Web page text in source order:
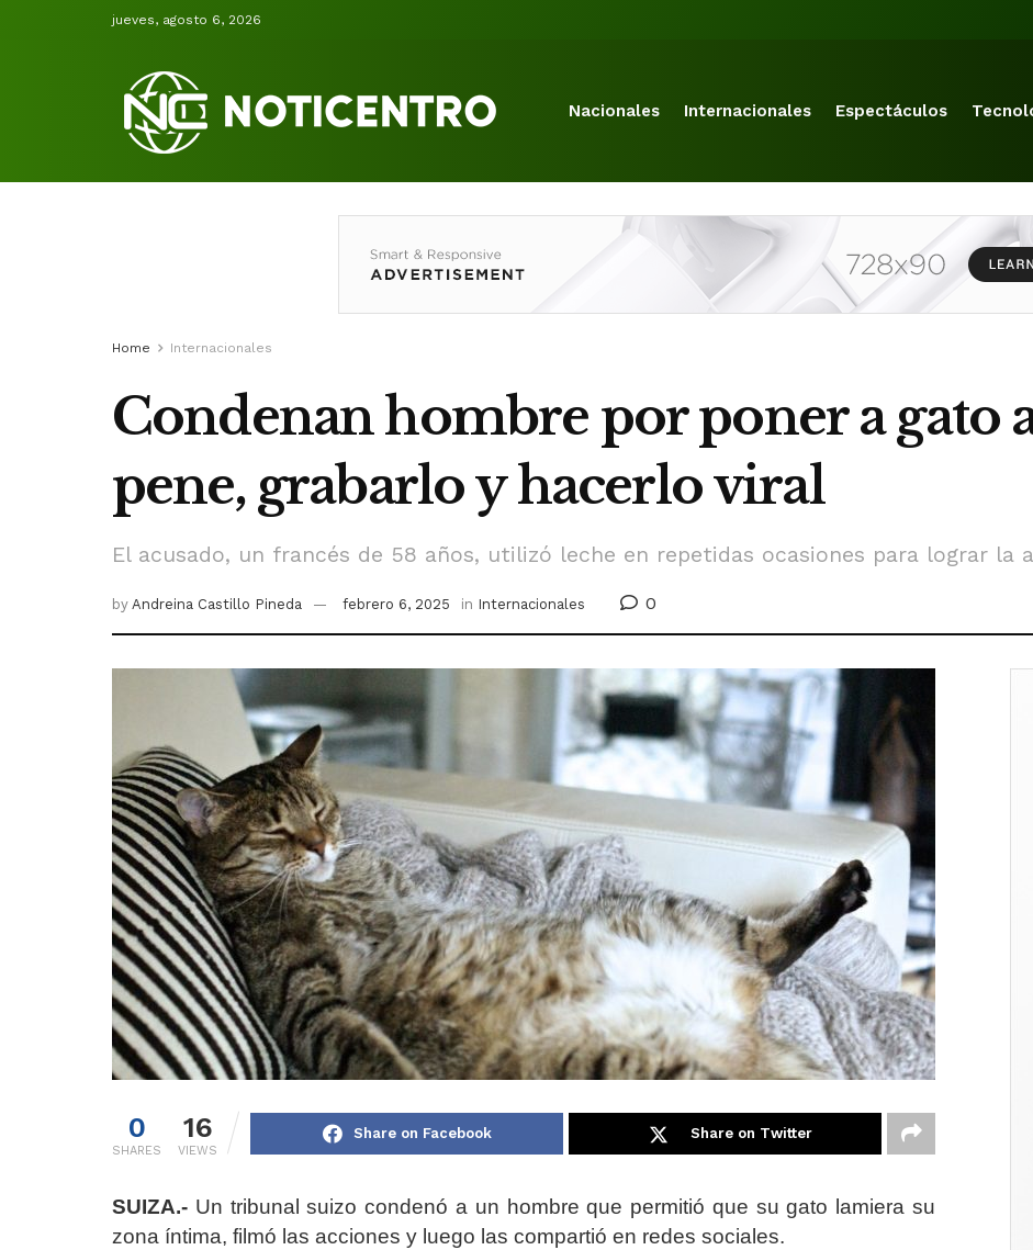
jueves, agosto 6, 2026
Nacionales Internacionales Espectáculos
Home Internacionales
Condenan hombre por poner a gato
pene, grabarlo y hacerlo viral
El acusado, un francés de 58 años, utilizó leche en repetidas ocasiones para lograr la
by Andreina Castillo Pineda febrero 6, 2025 in Internacionales 0
0
SHARES
16
VIEWS
Share on Facebook Share on Twitter
SUIZA.- Un tribunal suizo condenó a un hombre que permitió que su gato lamiera su
zona íntima, filmó las acciones y luego las compartió en redes sociales.